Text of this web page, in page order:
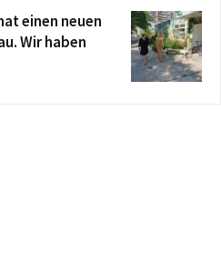
einen neuen
Wir haben